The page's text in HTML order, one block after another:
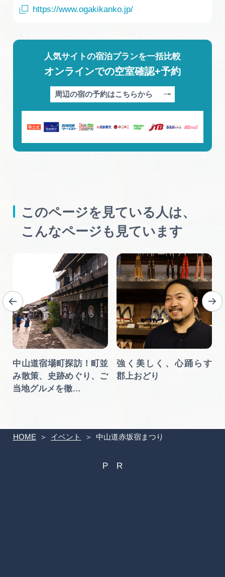
HOME イベント 中山道赤坂宿まつり
https://www.ogakikanko.jp/
人気サイトの宿泊プランを一括比較
オンラインでの空室確認+予約
周辺の宿の予約はこちらから
このページを見ている人は、
こんなページも見ています
中山道宿場町探訪！町並
み散策、史跡めぐり、ご
当地グルメを徹…
強く美しく、心踊らす
郡上おどり